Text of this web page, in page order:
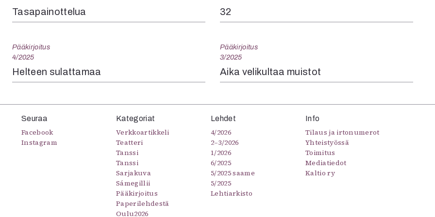
Tasapainottelua 32
Pääkirjoitus
4/2025
Helteen sulattamaa
Pääkirjoitus
3/2025
Aika velikultaa muistot
Seuraa
Facebook
Instagram
Kategoriat
Verkkoartikkeli
Teatteri
Tanssi
Tanssi
Sarjakuva
Sámegillii
Pääkirjoitus
Paperilehdestä
Oulu2026
Lehdet
4/2026
2–3/2026
1/2026
6/2025
5/2025 saame
5/2025
Lehtiarkisto
Info
Tilaus ja irtonumerot
Yhteistyössä
Toimitus
Mediatiedot
Kaltio ry